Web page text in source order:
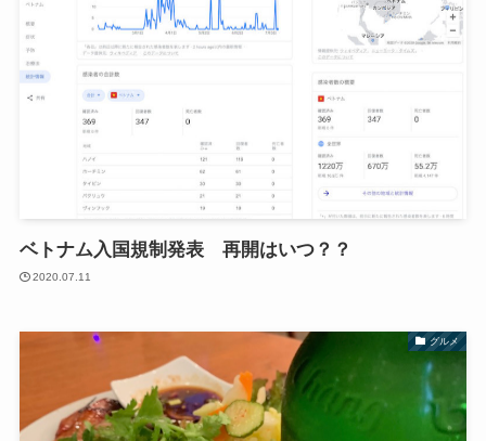
ベトナム入国規制発表 再開はいつ？？
2020.07.11
グルメ